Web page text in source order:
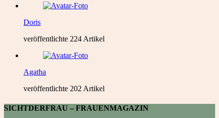
Doris
veröffentlichte 224 Artikel
Agatha
veröffentlichte 202 Artikel
SICHTDERFRAU – FRAUENMAGAZIN